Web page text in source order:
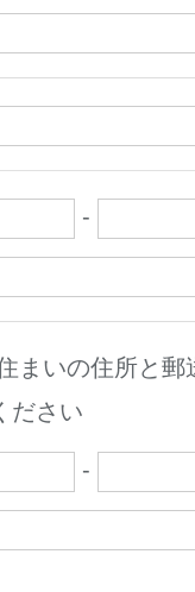
-
まいの住所と郵
ださい
-